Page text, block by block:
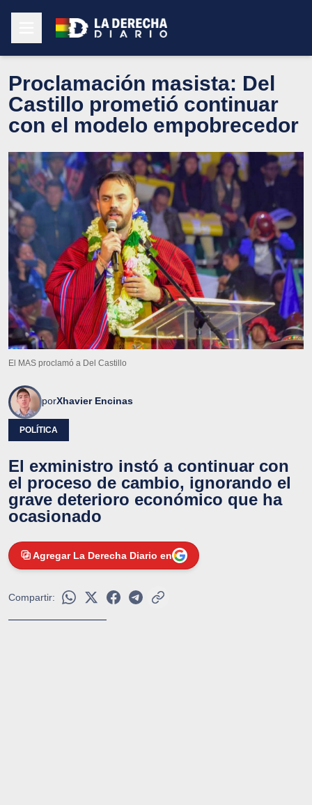
Proclamación masista: Del
Castillo prometió continuar
con el modelo empobrecedor
El MAS proclamó a Del Castillo
porXhavier Encinas
POLÍTICA
El exministro instó a continuar con
el proceso de cambio, ignorando el
grave deterioro económico que ha
ocasionado
Agregar La Derecha Diario en
Compartir: